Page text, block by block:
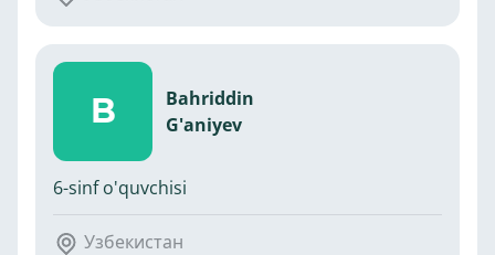
B
Bahriddin
G'aniyev
6-sinf o'quvchisi
Узбекистан